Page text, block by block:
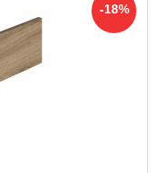
-18%